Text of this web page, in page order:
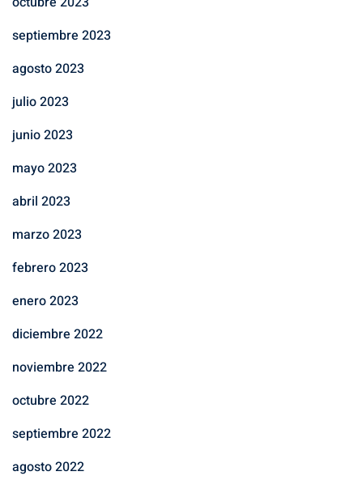
septiembre 2023
agosto 2023
julio 2023
junio 2023
mayo 2023
abril 2023
marzo 2023
febrero 2023
enero 2023
diciembre 2022
noviembre 2022
octubre 2022
septiembre 2022
agosto 2022